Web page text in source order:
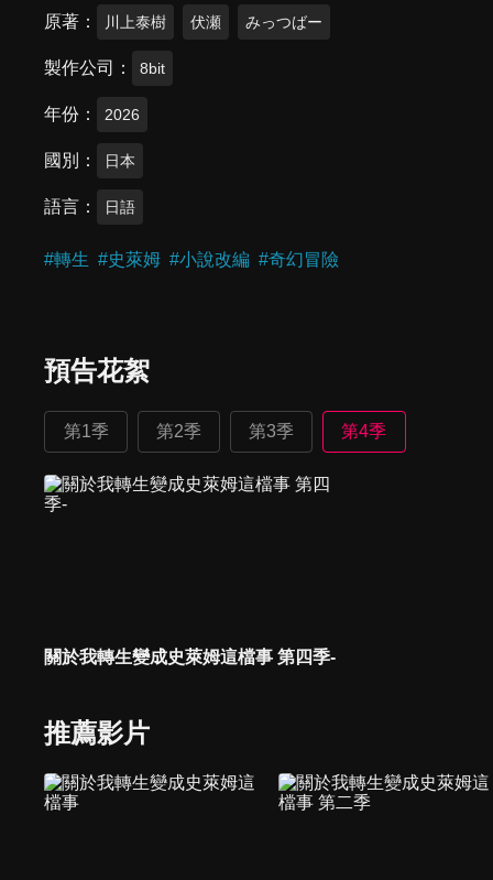
原著 川上泰樹 伏瀬 みっつばー
製作公司 8bit
年份 2026
國別 日本
語言 日語
#轉生 #史萊姆 #小說改編 #奇幻冒險
預告花絮
第1季 第2季 第3季 第4季
關於我轉生變成史萊姆這檔事 第四季-
推薦影片